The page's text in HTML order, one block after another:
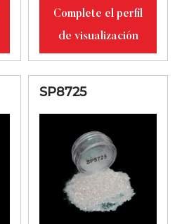
Complete el perfil
de visualización
SP8725